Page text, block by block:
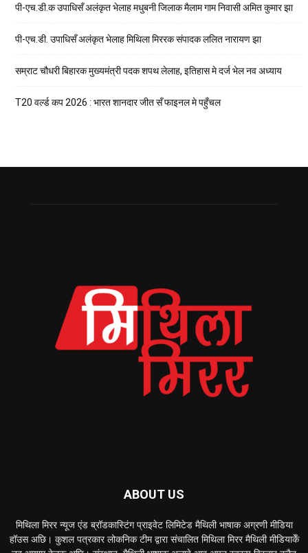
पी-एच.डी.क उपाधिसँ अलंकृत भेलाह मधुबनी जिलाक मैलाम गाम निवासी अमित कुमार झा
पी-एच.डी. उपाधिसँ अलंकृत भेलाह मिथिला मिररक संपादक ललित नारायण झा
सम्राट चौधरी बिहारक मुख्यमंत्री पदक शपथ लेलाह, इतिहास मे दर्ज भेल नव अध्याय
T20 वर्ल्ड कप 2026 : भारत शानदार जीत सँ फाइनल मे पहुँचल
ABOUT US
मिथिला मिरर न्यूज एंड ब्रॉडकास्टिंग प्राइवेट लिमिटेड मैथिली भाषाक अग्रणी मीडिया
हॉउस अछि। कुशल पत्रकार लोकनिक टीम द्वारा संचालित मिथिला मिरर मैथिली मीडियाकेँ